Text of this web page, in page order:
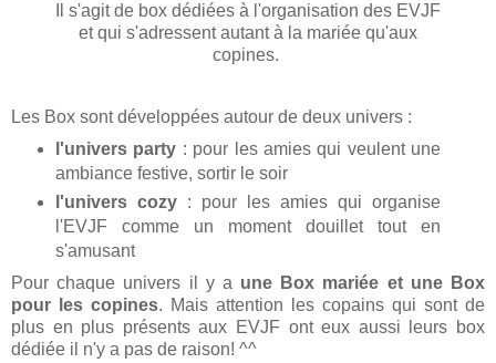
Il s'agit de box dédiées à l'organisation des EVJF
et qui s'adressent autant à la mariée qu'aux
copines.
Les Box sont développées autour de deux univers :
l'univers party : pour les amies qui veulent une
ambiance festive, sortir le soir
l'univers cozy : pour les amies qui organise
l'EVJF comme un moment douillet tout en
s'amusant
Pour chaque univers il y a une Box mariée et une Box
pour les copines. Mais attention les copains qui sont de
plus en plus présents aux EVJF ont eux aussi leurs box
dédiée il n'y a pas de raison! ^^